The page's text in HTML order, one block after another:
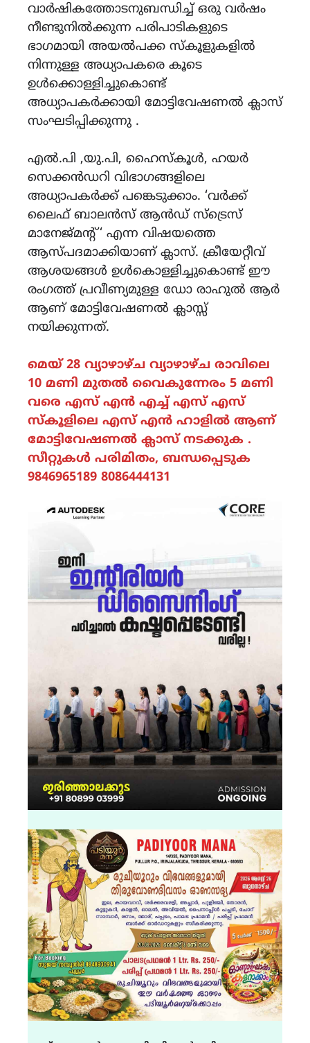
വാർഷികത്തോടനുബന്ധിച്ച് ഒരു വർഷം
നീണ്ടുനിൽക്കുന്ന പരിപാടികളുടെ
ഭാഗമായി അയൽപക്ക സ്കൂളുകളിൽ
നിന്നുള്ള അധ്യാപകരെ കൂടെ
ഉൾക്കൊള്ളിച്ചുകൊണ്ട്
അധ്യാപകർക്കായി മോട്ടിവേഷണൽ ക്ലാസ്
സംഘടിപ്പിക്കുന്നു .
എൽ.പി ,യു.പി, ഹൈസ്കൂൾ, ഹയർ
സെക്കൻഡറി വിഭാഗങ്ങളിലെ
അധ്യാപകർക്ക് പങ്കെടുക്കാം. ‘വർക്ക്
ലൈഫ് ബാലൻസ് ആൻഡ് സ്ട്രെസ്
മാനേജ്‌മന്റ് ‘ എന്ന വിഷയത്തെ
ആസ്പദമാക്കിയാണ് ക്ലാസ്. ക്രീയേറ്റീവ്
ആശയങ്ങൾ ഉൾകൊള്ളിച്ചുകൊണ്ട് ഈ
രംഗത്ത് പ്രവീണ്യമുള്ള ഡോ രാഹുൽ ആർ
ആണ് മോട്ടിവേഷണൽ ക്ലാസ്സ്‌
നയിക്കുന്നത്.
മെയ് 28 വ്യാഴാഴ്ച വ്യാഴാഴ്ച രാവിലെ
10 മണി മുതൽ വൈകുന്നേരം 5 മണി
വരെ എസ് എൻ എച്ച് എസ് എസ്
സ്കൂളിലെ എസ് എൻ ഹാളിൽ ആണ്
മോട്ടിവേഷണൽ ക്ലാസ് നടക്കുക .
സീറ്റുകൾ പരിമിതം, ബന്ധപ്പെടുക
9846965189 8086444131